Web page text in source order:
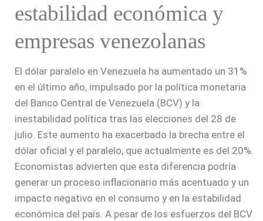
estabilidad económica y
empresas venezolanas
El dólar paralelo en Venezuela ha aumentado un 31%
en el último año, impulsado por la política monetaria
del Banco Central de Venezuela (BCV) y la
inestabilidad política tras las elecciones del 28 de
julio. Este aumento ha exacerbado la brecha entre el
dólar oficial y el paralelo, que actualmente es del 20%.
Economistas advierten que esta diferencia podría
generar un proceso inflacionario más acentuado y un
impacto negativo en el consumo y en la estabilidad
económica del país. A pesar de los esfuerzos del BCV